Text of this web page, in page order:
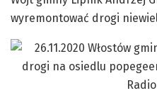
wyremontować drogi